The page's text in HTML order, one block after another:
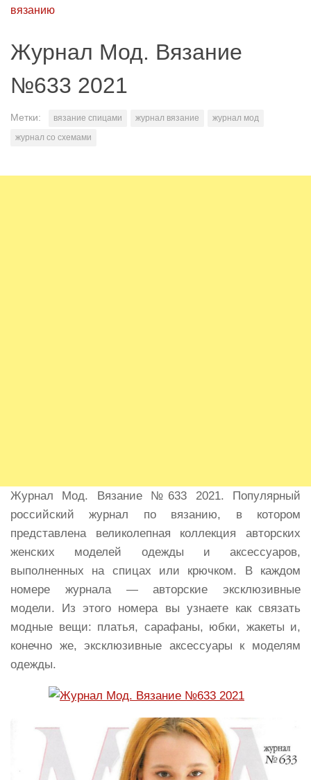
вязанию
Журнал Мод. Вязание
№633 2021
Метки: вязание спицами журнал вязание
журнал мод
журнал со схемами
Журнал Мод. Вязание №633 2021. Популярный
российский журнал по вязанию, в котором
представлена великолепная коллекция авторских
женских моделей одежды и аксессуаров,
выполненных на спицах или крючком. В каждом
номере журнала — авторские эксклюзивные
модели. Из этого номера вы узнаете как связать
модные вещи: платья, сарафаны, юбки, жакеты и,
конечно же, эксклюзивные аксессуары к моделям
одежды.